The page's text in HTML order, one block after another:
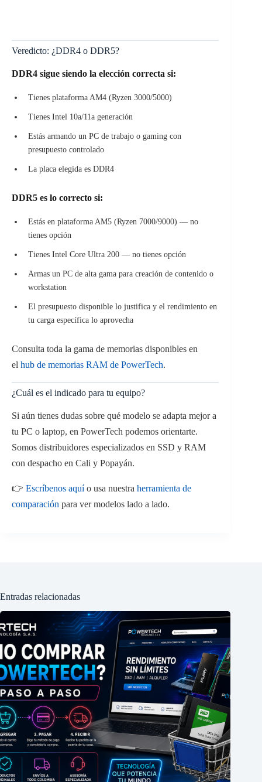
Veredicto: ¿DDR4 o DDR5?
DDR4 sigue siendo la elección correcta si:
Tienes plataforma AM4 (Ryzen 3000/5000)
Tienes Intel 10a/11a generación
Estás armando un PC de trabajo o gaming con
presupuesto controlado
La placa elegida es DDR4
DDR5 es lo correcto si:
Estás en plataforma AM5 (Ryzen 7000/9000) — no
tienes opción
Tienes Intel Core Ultra 200 — no tienes opción
Armas un PC de alta gama para creación de contenido o
workstation
El presupuesto disponible lo justifica y el rendimiento en
tu carga específica lo aprovecha
Consulta toda la gama de memorias disponibles en
el hub de memorias RAM de PowerTech.
¿Cuál es el indicado para tu equipo?
Si aún tienes dudas sobre qué modelo se adapta mejor a
tu PC o laptop, en PowerTech podemos orientarte.
Somos distribuidores especializados en SSD y RAM
con despacho en Cali y Popayán.
👉 Escríbenos aquío usa nuestra herramienta de
comparación para ver modelos lado a lado.
Entradas relacionadas